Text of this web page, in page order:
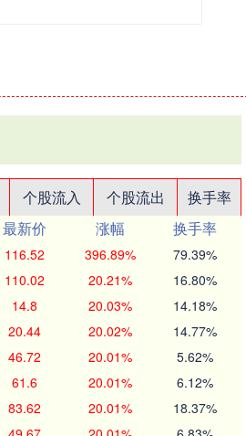
个股流入 个股流出
换手率
最新价 涨幅
换手率
116.52 396.89% 79.39%
110.02 20.21% 16.80%
14.8 20.03% 14.18%
20.44 20.02% 14.77%
46.72 20.01% 5.62%
61.6 20.01% 6.12%
83.62 20.01% 18.37%